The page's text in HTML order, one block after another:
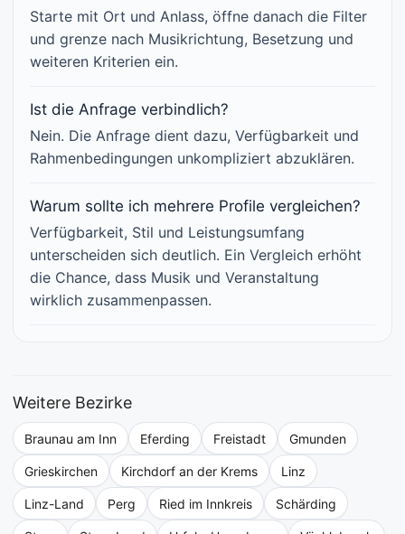
Starte mit Ort und Anlass, öffne danach die Filter
und grenze nach Musikrichtung, Besetzung und
weiteren Kriterien ein.
Ist die Anfrage verbindlich?
Nein. Die Anfrage dient dazu, Verfügbarkeit und
Rahmenbedingungen unkompliziert abzuklären.
Warum sollte ich mehrere Profile vergleichen?
Verfügbarkeit, Stil und Leistungsumfang
unterscheiden sich deutlich. Ein Vergleich erhöht
die Chance, dass Musik und Veranstaltung
wirklich zusammenpassen.
Weitere Bezirke
Braunau am Inn Eferding Freistadt Gmunden
Grieskirchen Kirchdorf an der Krems Linz
Linz-Land Perg Ried im Innkreis Schärding